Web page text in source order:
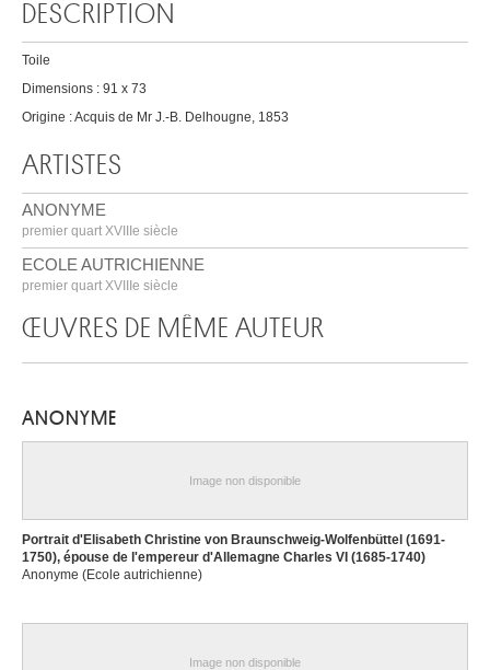
DESCRIPTION
Toile
Dimensions : 91 x 73
Origine : Acquis de Mr J.-B. Delhougne, 1853
ARTISTES
ANONYME
premier quart XVIIIe siècle
ECOLE AUTRICHIENNE
premier quart XVIIIe siècle
ŒUVRES DE MÊME AUTEUR
ANONYME
Image non disponible
Portrait d'Elisabeth Christine von Braunschweig-Wolfenbüttel (1691-
1750), épouse de l'empereur d'Allemagne Charles VI (1685-1740)
Anonyme (Ecole autrichienne)
Image non disponible